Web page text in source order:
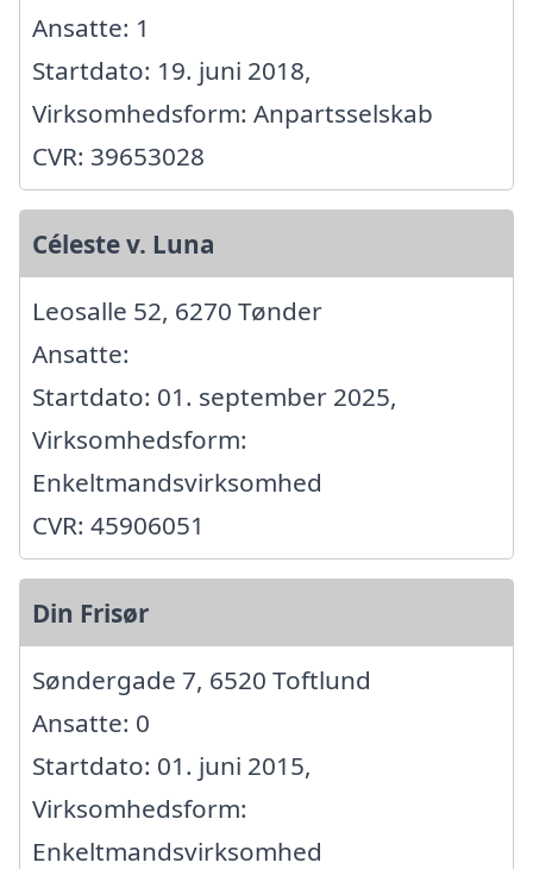
Ansatte: 1
Startdato: 19. juni 2018,
Virksomhedsform: Anpartsselskab
CVR: 39653028
Céleste v. Luna
Leosalle 52, 6270 Tønder
Ansatte:
Startdato: 01. september 2025,
Virksomhedsform:
Enkeltmandsvirksomhed
CVR: 45906051
Din Frisør
Søndergade 7, 6520 Toftlund
Ansatte: 0
Startdato: 01. juni 2015,
Virksomhedsform:
Enkeltmandsvirksomhed